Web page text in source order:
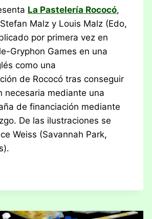
La Pastelería Rococó,
Malz y Louis Malz (Edo,
por primera vez en
Gryphon Games en una
como una
de Rococó tras conseguir
necesaria mediante una
de financiación mediante
De las ilustraciones se
Weiss (Savannah Park,